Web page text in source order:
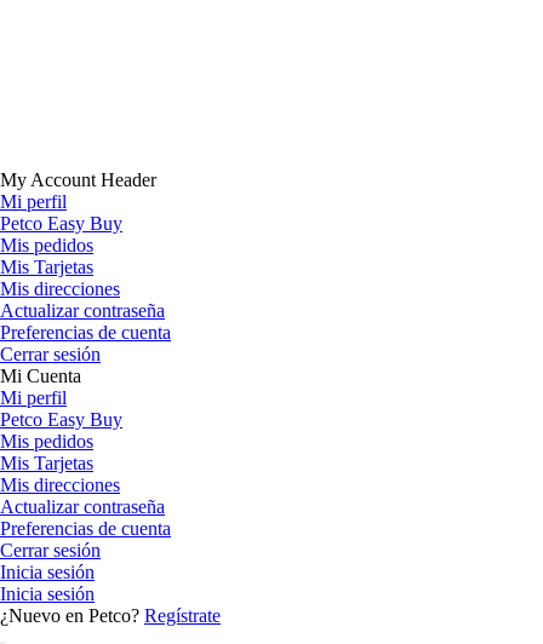
My Account Header
Mi perfil
Petco Easy Buy
Mis pedidos
Mis Tarjetas
Mis direcciones
Actualizar contraseña
Preferencias de cuenta
Cerrar sesión
Mi Cuenta
Mi perfil
Petco Easy Buy
Mis pedidos
Mis Tarjetas
Mis direcciones
Actualizar contraseña
Preferencias de cuenta
Cerrar sesión
Inicia sesión
Inicia sesión
¿Nuevo en Petco? Regístrate